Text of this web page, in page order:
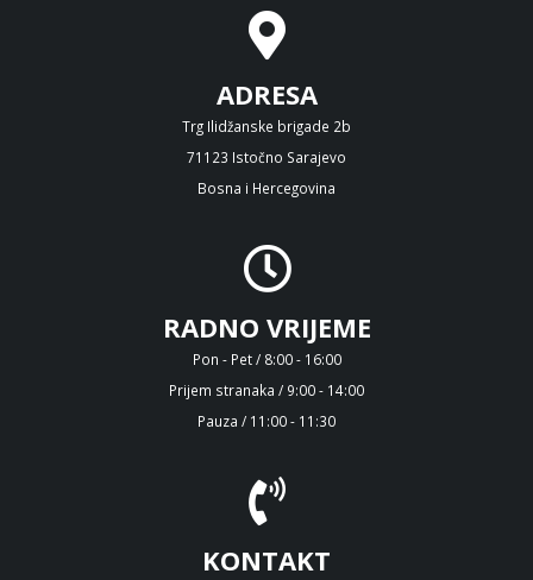
ADRESA
Trg Ilidžanske brigade 2b
71123 Istočno Sarajevo
Bosna i Hercegovina
RADNO VRIJEME
Pon - Pet / 8:00 - 16:00
Prijem stranaka / 9:00 - 14:00
Pauza / 11:00 - 11:30
KONTAKT